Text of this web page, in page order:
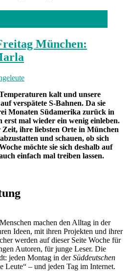
München:
kalt und unsere
verspätete S-Bahnen. Da sie
Monaten Südamerika zurück in
erst mal wieder ein wenig einleben.
Zeit, ihre liebsten Orte in München
und schauen, ob sich
möchte sie sich deshalb auf
einfach mal treiben lassen.
machen den Alltag in der
Ideen, mit ihren Projekten und ihrer
werden auf dieser Seite Woche für
Autoren, für junge Leser. Die
jeden Montag in derSüddeutschen
Leute“ – und jeden Tag im Internet.